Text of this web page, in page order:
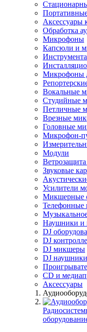
Аксессуары
Обработка
Микрофоны
Капсюли и
Микрофоны
Вокальные
Студийные
Петличные
Врезные
Головные
Микрофон-
Модули
Звуковые
Усилители
Микшерные
Телефонные
Наушники и
DJ
DJ
DJ микшеры
DJ наушники
СD и
Аксессуары